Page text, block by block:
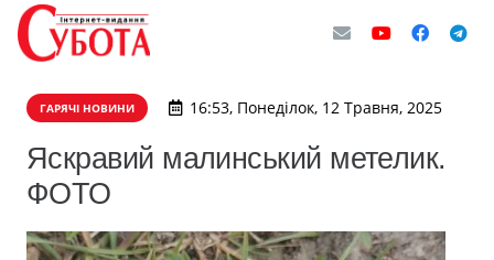
ГАРЯЧІ НОВИНИ 16:53, Понеділок, 12 Травня, 2025
Яскравий малинський метелик.
ФОТО